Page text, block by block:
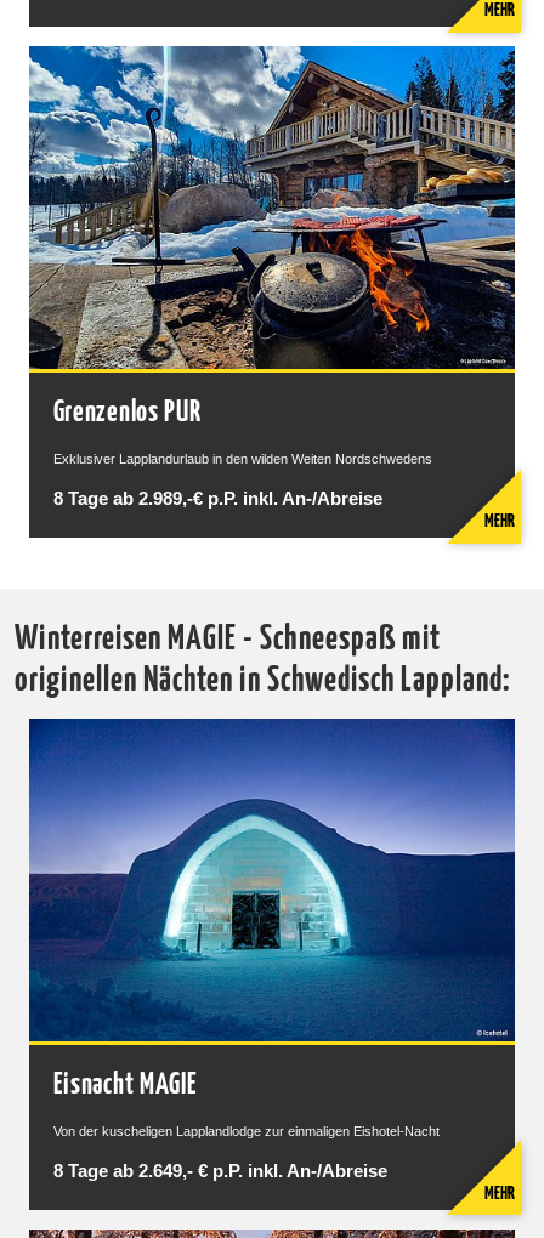
MEHR
Grenzenlos PUR
Exklusiver Lapplandurlaub in den wilden Weiten Nordschwedens
8 Tage ab 2.989,-€ p.P. inkl. An-/Abreise
MEHR
Winterreisen MAGIE - Schneespaß mit
originellen Nächten in Schwedisch Lappland:
Eisnacht MAGIE
Von der kuscheligen Lapplandlodge zur einmaligen Eishotel-Nacht
8 Tage ab 2.649,- € p.P. inkl. An-/Abreise
MEHR